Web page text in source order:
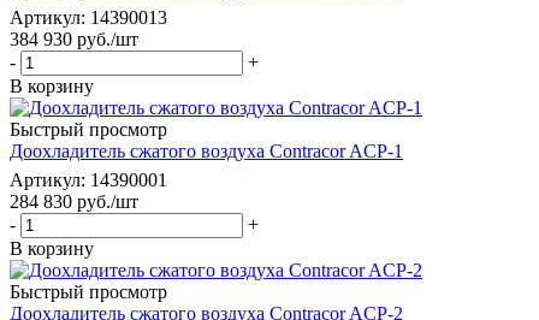
Артикул: 14390013
384 930 руб./шт
-
+
В корзину
Быстрый просмотр
Доохладитель сжатого воздуха Contracor ACP-1
Артикул: 14390001
284 830 руб./шт
-
+
В корзину
Быстрый просмотр
Доохладитель сжатого воздуха Contracor ACP-2